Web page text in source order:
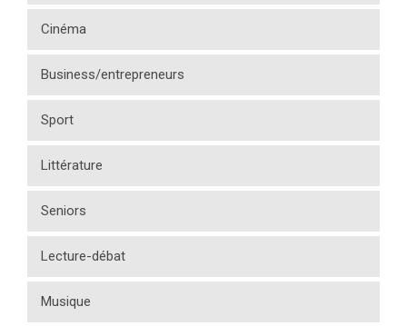
Cinéma
Business/entrepreneurs
Sport
Littérature
Seniors
Lecture-débat
Musique